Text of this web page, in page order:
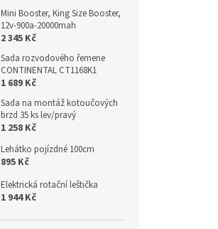
Mini Booster, King Size Booster,
12v-900a-20000mah
2 345 Kč
Sada rozvodového řemene
CONTINENTAL CT1168K1
1 689 Kč
Sada na montáž kotoučových
brzd 35 ks lev/pravý
1 258 Kč
Lehátko pojízdné 100cm
895 Kč
Elektrická rotační leštička
1 944 Kč